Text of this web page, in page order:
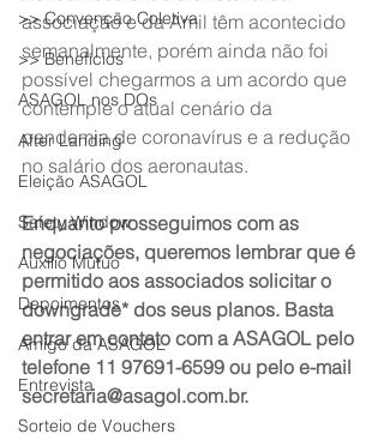
>> Convenção Coletiva
>> Benefícios
ASAGOL nos DOs
After Landing
Eleição ASAGOL
Safety Window
Auxílio Mútuo
Depoimentos
Amigo da ASAGOL
Entrevista
Sorteio de Vouchers
associação e da Amil têm acontecido
semanalmente, porém ainda não foi
possível chegarmos a um acordo que
contemple o atual cenário da
pandemia de coronavírus e a redução
no salário dos aeronautas.
Enquanto prosseguimos com as
negociações, queremos lembrar que é
permitido aos associados solicitar o
downgrade* dos seus planos. Basta
entrar em contato com a ASAGOL pelo
telefone 11 97691-6599 ou pelo e-mail
secretaria@asagol.com.br.